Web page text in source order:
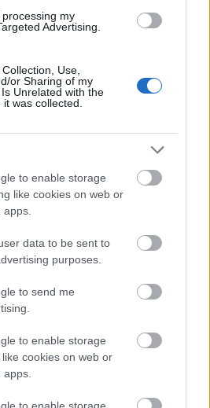
my
Advertising.
Use,
or Sharing of my
Unrelated with the
was collected.
to enable storage
like cookies on web or
data to be sent to
purposes.
to send me
to enable storage
cookies on web or
to enable storage
tervezése, ahol a
és a helyi identitás erősítése kerül a
táj, amelynek minden köve
– megújul a tatai Angolkert
már zajlik a teljesen új
Kelet csomópont építése
és jelzőlámpás
épül Angyalföldön
bővítik
jó hírű református